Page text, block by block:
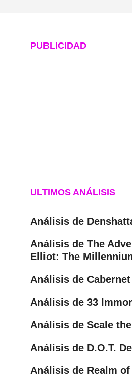
PUBLICIDAD
ULTIMOS ANÁLISIS
Análisis de
Análisis de The
Elliot: The
Análisis de Cabernet
Análisis de 33
Análisis de Scale
Análisis de D.O.T.
Análisis de Realm